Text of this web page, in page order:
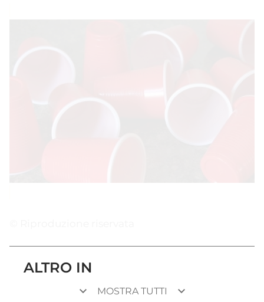
ALTRO IN
keyboard_arrow_down MOSTRA TUTTI keyboard_arrow_down